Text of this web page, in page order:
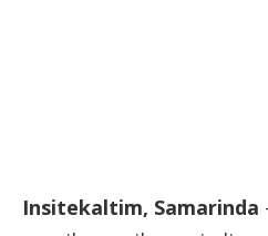
Insitekaltim, Samarinda